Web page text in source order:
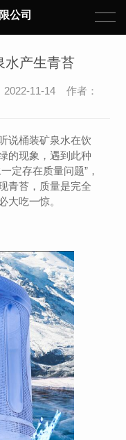
公司
水产生青苔
11-14 作者：
说桶装矿泉水在饮
的现象，遇到此种
定存在质量问题”，
青苔，质量是完全
大吃一惊。